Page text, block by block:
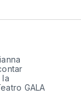
la
GALA